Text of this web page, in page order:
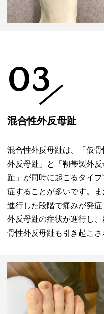
03
混合性外反母趾
混合性外反母趾は、「仮骨
外反母趾」と「靭帯製外反
趾」が同時に起こるタイ
症することが多いです。
進行した段階で痛みが発
外反母趾の症状が進行し
骨性外反母趾も引き起こさ